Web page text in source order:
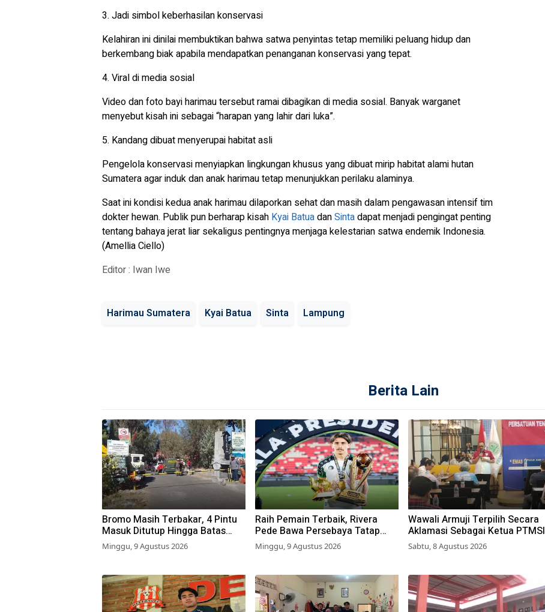
3. Jadi simbol keberhasilan konservasi
Kelahiran ini dinilai membuktikan bahwa satwa penyintas tetap memiliki peluang hidup dan
berkembang biak apabila mendapatkan penanganan konservasi yang tepat.
4. Viral di media sosial
Video dan foto bayi harimau tersebut ramai dibagikan di media sosial. Banyak warganet
menyebut kisah ini sebagai “harapan yang lahir dari luka”.
5. Kandang dibuat menyerupai habitat asli
Pengelola konservasi menyiapkan lingkungan khusus yang dibuat mirip habitat alami hutan
Sumatera agar induk dan anak harimau tetap menunjukkan perilaku alaminya.
Saat ini kondisi kedua anak harimau dilaporkan sehat dan masih dalam pengawasan intensif tim
dokter hewan. Publik pun berharap kisah Kyai BatuadanSintadapat menjadi pengingat penting
tentang bahaya jerat liar sekaligus pentingnya menjaga kelestarian satwa endemik Indonesia.
(Amellia Ciello)
Editor : Iwan Iwe
Harimau Sumatera Kyai Batua Sinta Lampung
Berita Lain
Bromo Masih Terbakar, 4 Pintu
Masuk Ditutup Hingga Batas
Waktu Belum Ditentukan
Minggu, 9 Agustus 2026
Raih Pemain Terbaik, Rivera
Pede Bawa Persebaya Tatap
Musim 2026-2027
Minggu, 9 Agustus 2026
Wawali Armuji Terpilih Secara
Aklamasi Sebagai Ketua PTMSI
Kota Surabaya
Sabtu, 8 Agustus 2026